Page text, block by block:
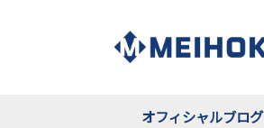
オフィシャルブログ